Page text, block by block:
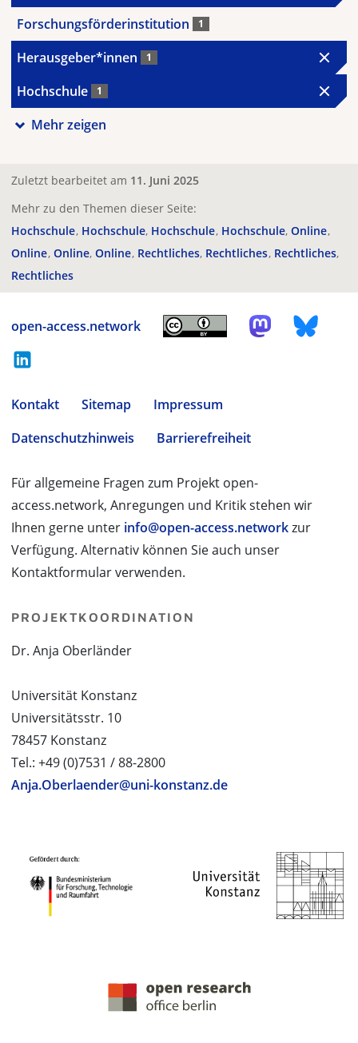
Forschungsförderinstitution 1
Herausgeber*innen 1
Hochschule 1
Mehr zeigen
Zuletzt bearbeitet am 11. Juni 2025
Mehr zu den Themen dieser Seite:
Hochschule Hochschule Hochschule Hochschule Online
Online Online Online Rechtliches Rechtliches Rechtliches
Rechtliches
open-access.network
Kontakt Sitemap
Impressum
Datenschutzhinweis
Barrierefreiheit
Für allgemeine Fragen zum Projekt open-
access.network, Anregungen und Kritik stehen wir
Ihnen gerne unter info@open-access.networkzur
Verfügung. Alternativ können Sie auch unser
Kontaktformular verwenden.
PROJEKTKOORDINATION
Dr. Anja Oberländer
Universität Konstanz
Universitätsstr. 10
78457 Konstanz
Tel.: +49 (0)7531 / 88-2800
Anja.Oberlaender@uni-konstanz.de